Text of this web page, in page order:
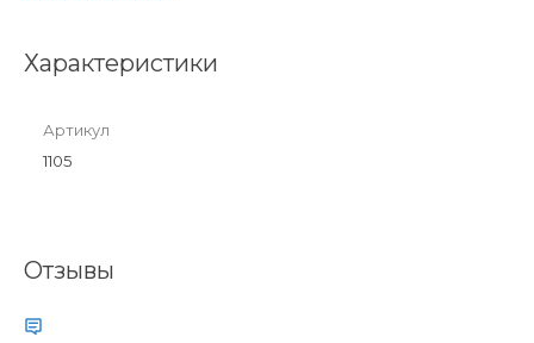
Характеристики
Артикул
1105
Отзывы